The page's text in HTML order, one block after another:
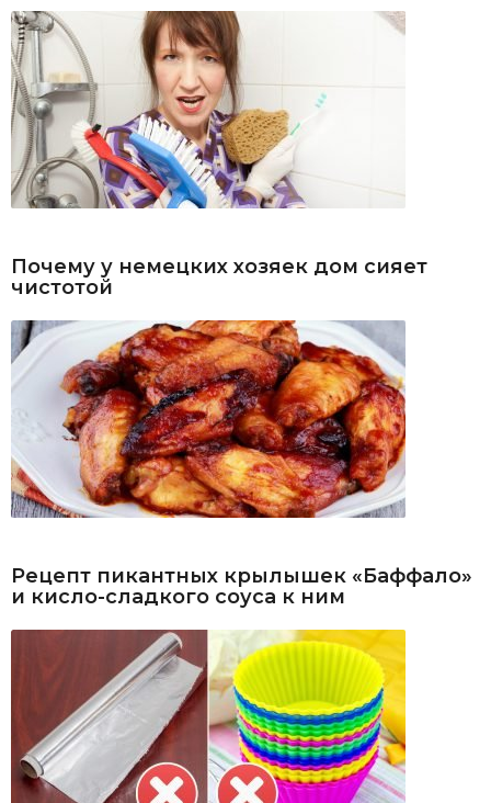
Почему у немецких хозяек дом сияет
чистотой
Рецепт пикантных крылышек «Баффало»
и кисло-сладкого соуса к ним